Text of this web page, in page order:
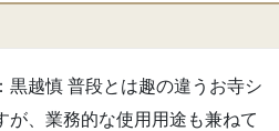
黒越慎 普段とは趣の違うお寺シ
が、業務的な使用用途も兼ねて